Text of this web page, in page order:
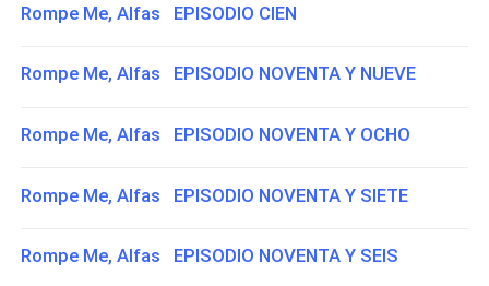
Rompe Me, Alfas EPISODIO CIEN
Rompe Me, Alfas EPISODIO NOVENTA Y NUEVE
Rompe Me, Alfas EPISODIO NOVENTA Y OCHO
Rompe Me, Alfas EPISODIO NOVENTA Y SIETE
Rompe Me, Alfas EPISODIO NOVENTA Y SEIS